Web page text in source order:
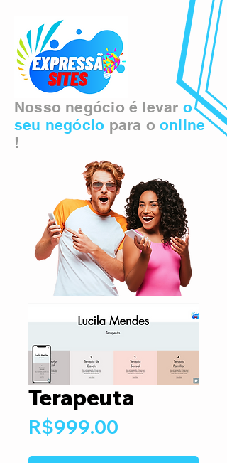
Nosso negócio é levar o
seu negócio para o online
!
Terapeuta
R$999.00